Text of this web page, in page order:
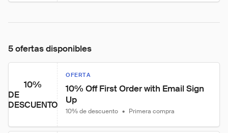
5 ofertas disponibles
10%
DE
DESCUENTO
OFERTA
10% Off First Order with Email Sign
Up
10% de descuento • Primera compra